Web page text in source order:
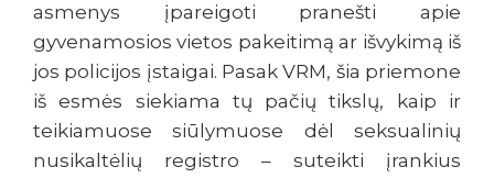
asmenys įpareigoti pranešti apie
gyvenamosios vietos pakeitimą ar išvykimą iš
jos policijos įstaigai. Pasak VRM, šia priemone
iš esmės siekiama tų pačių tikslų, kaip ir
teikiamuose siūlymuose dėl seksualinių
nusikaltėlių registro – suteikti įrankius